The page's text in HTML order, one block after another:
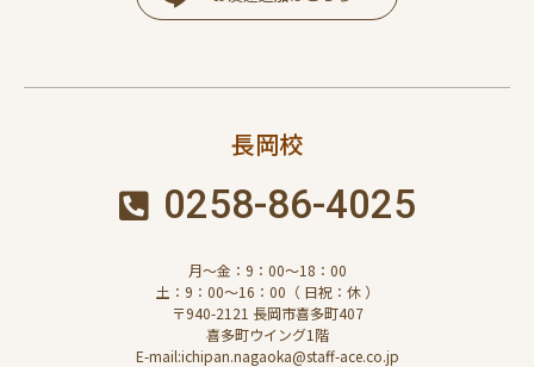
長岡校
0258-86-4025
月～金：9：00～18：00
土：9：00～16：00（ 日祝：休 ）
〒940-2121 長岡市喜多町407
喜多町ウイング1階
E-mail:ichipan.nagaoka@staff-ace.co.jp